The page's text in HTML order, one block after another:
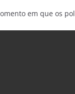
em que os